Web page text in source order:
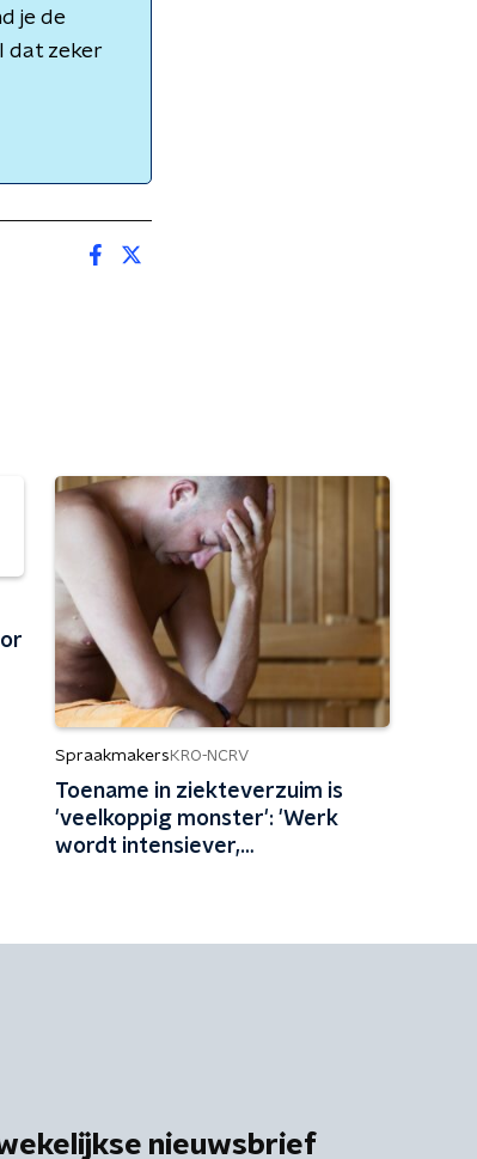
je de
dat zeker
Spraakmakers KRO-NCRV
Toename in ziekteverzuim is
'veelkoppig monster': 'Werk
wordt intensiever,
nieuwsbrief